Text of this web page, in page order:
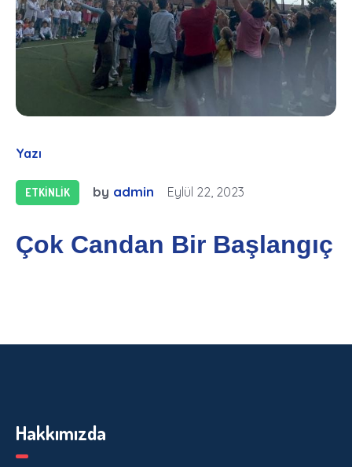
Yazı
ETKINLIK by admin Eylül 22, 2023
Çok Candan Bir Başlangıç
Hakkımızda